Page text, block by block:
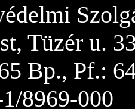
Tüzér u.
Bp., Pf.:
8969-000